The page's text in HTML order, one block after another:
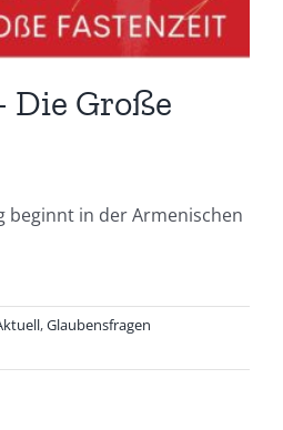
Die Große
beginnt in der Armenischen
,Glaubensfragen